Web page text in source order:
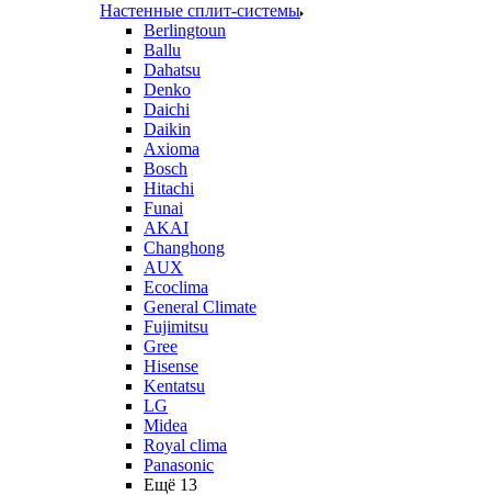
Настенные сплит-системы
Berlingtoun
Ballu
Dahatsu
Denko
Daichi
Daikin
Axioma
Bosch
Hitachi
Funai
AKAI
Changhong
AUX
Ecoclima
General Climate
Fujimitsu
Gree
Hisense
Kentatsu
LG
Midea
Royal clima
Panasonic
Ещё 13